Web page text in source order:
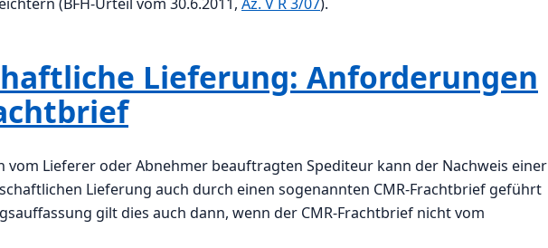
Lieferung: Anforderungen
vom Lieferer oder Abnehmer beauftragten Spediteur kann der Nachweis einer
Lieferung auch durch einen sogenannten CMR-Frachtbrief geführt
gilt dies auch dann, wenn der CMR-Frachtbrief nicht vom